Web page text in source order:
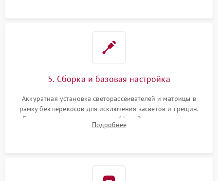
5. Сборка и базовая настройка
Аккуратная установка светорассеивателей и матрицы в
рамку без перекосов для исключения засветов и трещин.
Подключение внутренних шлейфов. Закрытие корпуса.
Сброс настроек и обновление программного обеспечения.
Подробнее